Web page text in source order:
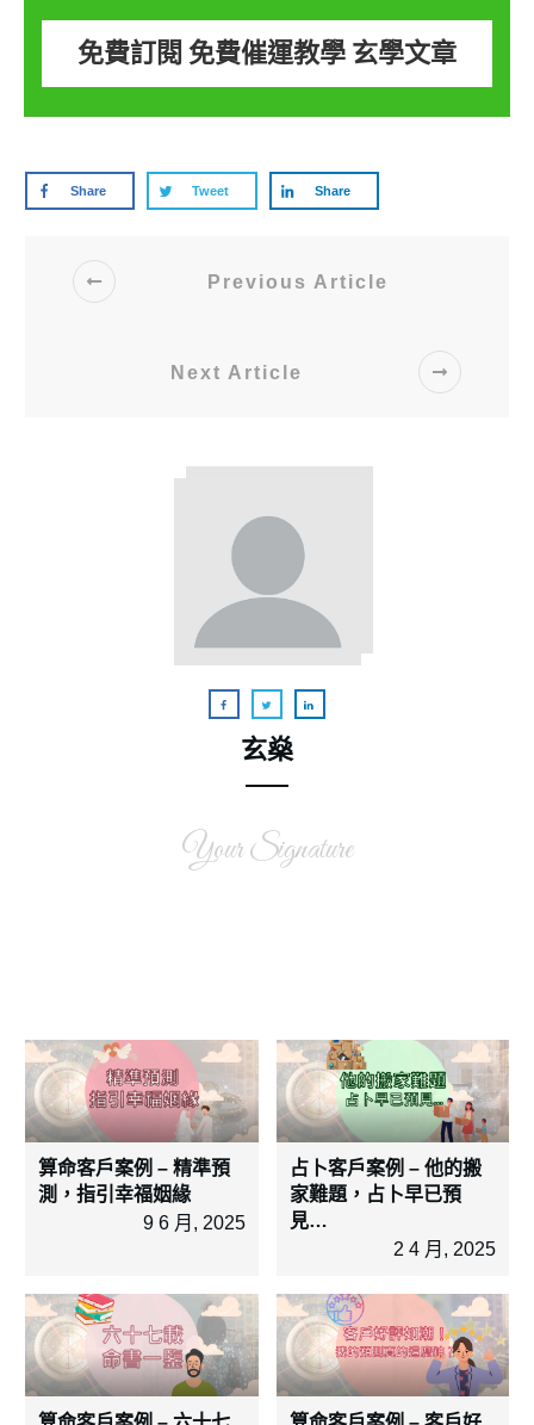
免費訂閱 免費催運教學 玄學文章
Share Tweet Share
Previous Article
Next Article
玄燊
Your Signature
算命客戶案例 – 精準預
測，指引幸福姻緣
9 6 月, 2025
占卜客戶案例 – 他的搬
家難題，占卜早已預
見…
2 4 月, 2025